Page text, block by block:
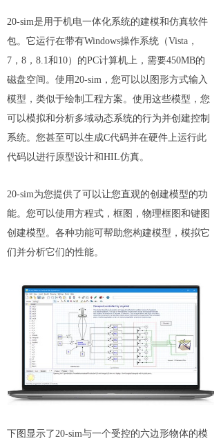
20-sim是用于机电一体化系统的建模和仿真软件
包。它运行在带有Windows操作系统（Vista，
7，8，8.1和10）的PC计算机上，需要450MB的
磁盘空间。使用20-sim，您可以以图形方式输入
模型，类似于绘制工程方案。使用这些模型，您
可以模拟和分析多域动态系统的行为并创建控制
系统。您甚至可以生成C代码并在硬件上运行此
代码以进行原型设计和HIL仿真。
20-sim为您提供了可以让您直观的创建模型的功
能。您可以使用方程式，框图，物理框图和键图
创建模型。各种功能可帮助您构建模型，模拟它
们并分析它们的性能。
下图显示了20-sim与一个受控的六边形物体的模